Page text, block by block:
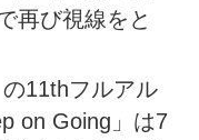
再び視線をと
11thフルアル
on Going」は7